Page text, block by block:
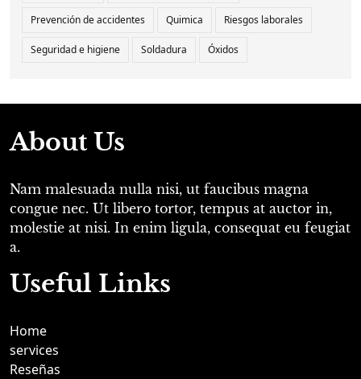
Prevención de accidentes Quimica Riesgos laborales
Seguridad e higiene Soldadura Óxidos
About Us
Nam malesuada nulla nisi, ut faucibus magna
congue nec. Ut libero tortor, tempus at auctor in,
molestie at nisi. In enim ligula, consequat eu feugiat
a.
Useful Links
Home
services
Reseñas